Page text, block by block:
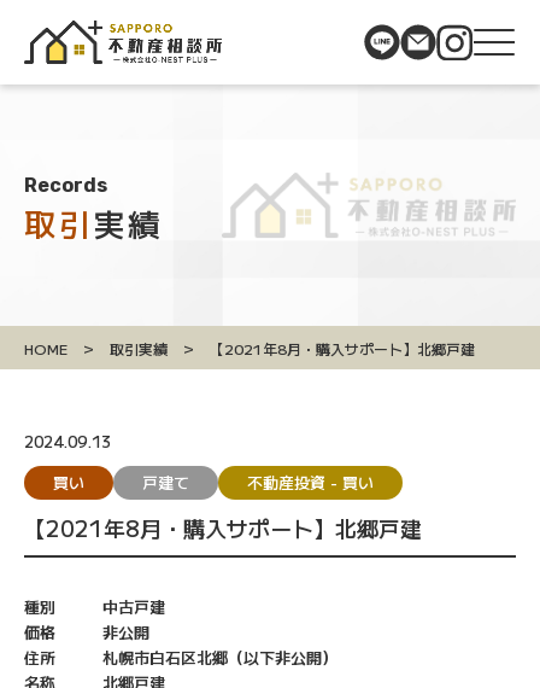
Records
取引実績
HOME > 取引実績 > 【2021年8月・購入サポート】北郷戸建
2024.09.13
買い
戸建て 不動産投資 - 買い
【2021年8月・購入サポート】北郷戸建
種別 中古戸建
価格 非公開
住所 札幌市白石区北郷（以下非公開）
名称 北郷戸建